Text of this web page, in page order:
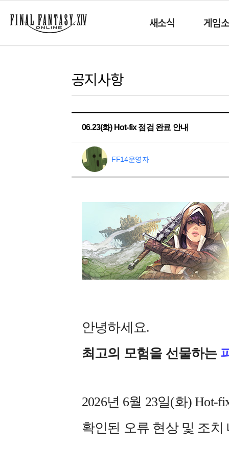
새소식 게임
공지사항
06.23(화) Hot-fix 점검 완료 안내
FF14운영자
안녕하세요.
최고의 모험을 선물하는
2026년 6월 23일(화) Hot-
확인된 오류 현상 및 조